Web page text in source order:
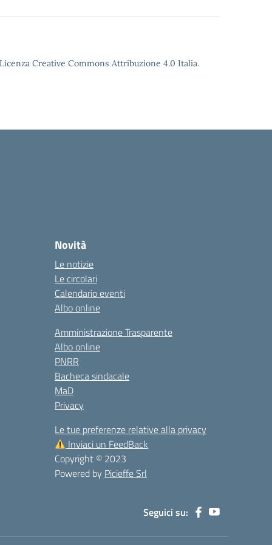
Creative Commons Attribuzione 4.0 Italia.
Novità
Le notizie
Le circolari
Calendario eventi
Albo online
Amministrazione Trasparente
Albo online
PNRR
Bacheca sindacale
MaD
Privacy
Le tue preferenze relative alla privacy
Inviaci un FeedBack
Copyright © 2023
Powered by Picieffe Srl
Seguici su: